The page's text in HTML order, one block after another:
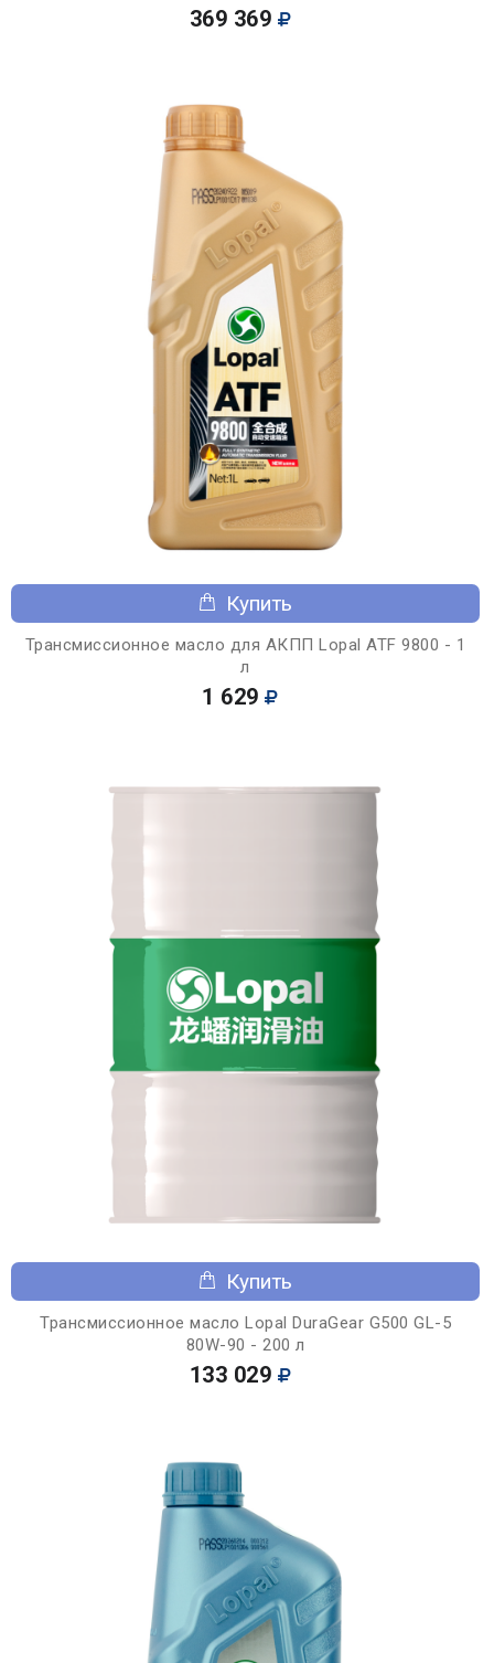
369 369
Купить
Трансмиссионное масло для АКПП Lopal ATF 9800 - 1
л
1 629
Купить
Трансмиссионное масло Lopal DuraGear G500 GL-5
80W-90 - 200 л
133 029